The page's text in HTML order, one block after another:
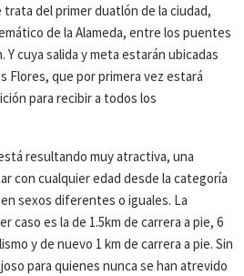
trata del primer duatlón de la ciudad,
de la Alameda, entre los puentes
Y cuya salida y meta estarán ubicadas
Flores, que por primera vez estará
para recibir a todos los
resultando muy atractiva, una
con cualquier edad desde la categoría
sexos diferentes o iguales. La
caso es la de 1.5km de carrera a pie, 6
y de nuevo 1 km de carrera a pie. Sin
para quienes nunca se han atrevido